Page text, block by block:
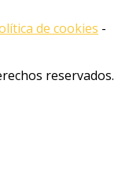
de cookies -
reservados.